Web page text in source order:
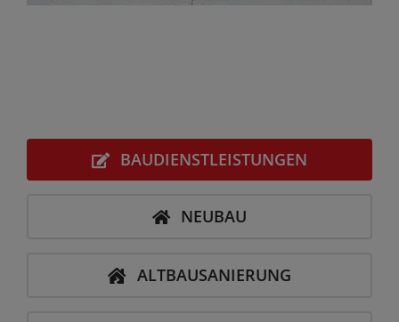
BAUDIENSTLEISTUNGEN
NEUBAU
ALTBAUSANIERUNG